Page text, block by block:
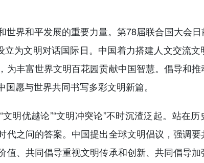
界和平发展的重要力量。第78届联合国大会日
为文明对话国际日。中国着力搭建人文交流
为丰富世界文明百花园贡献中国智慧。倡导和
愿与世界共同书写多彩文明新篇。
优越论”“文明冲突论”不时沉渣泛起。站在历
代之问的答案。中国提出全球文明倡议，强调
值、共同倡导重视文明传承和创新、共同倡导